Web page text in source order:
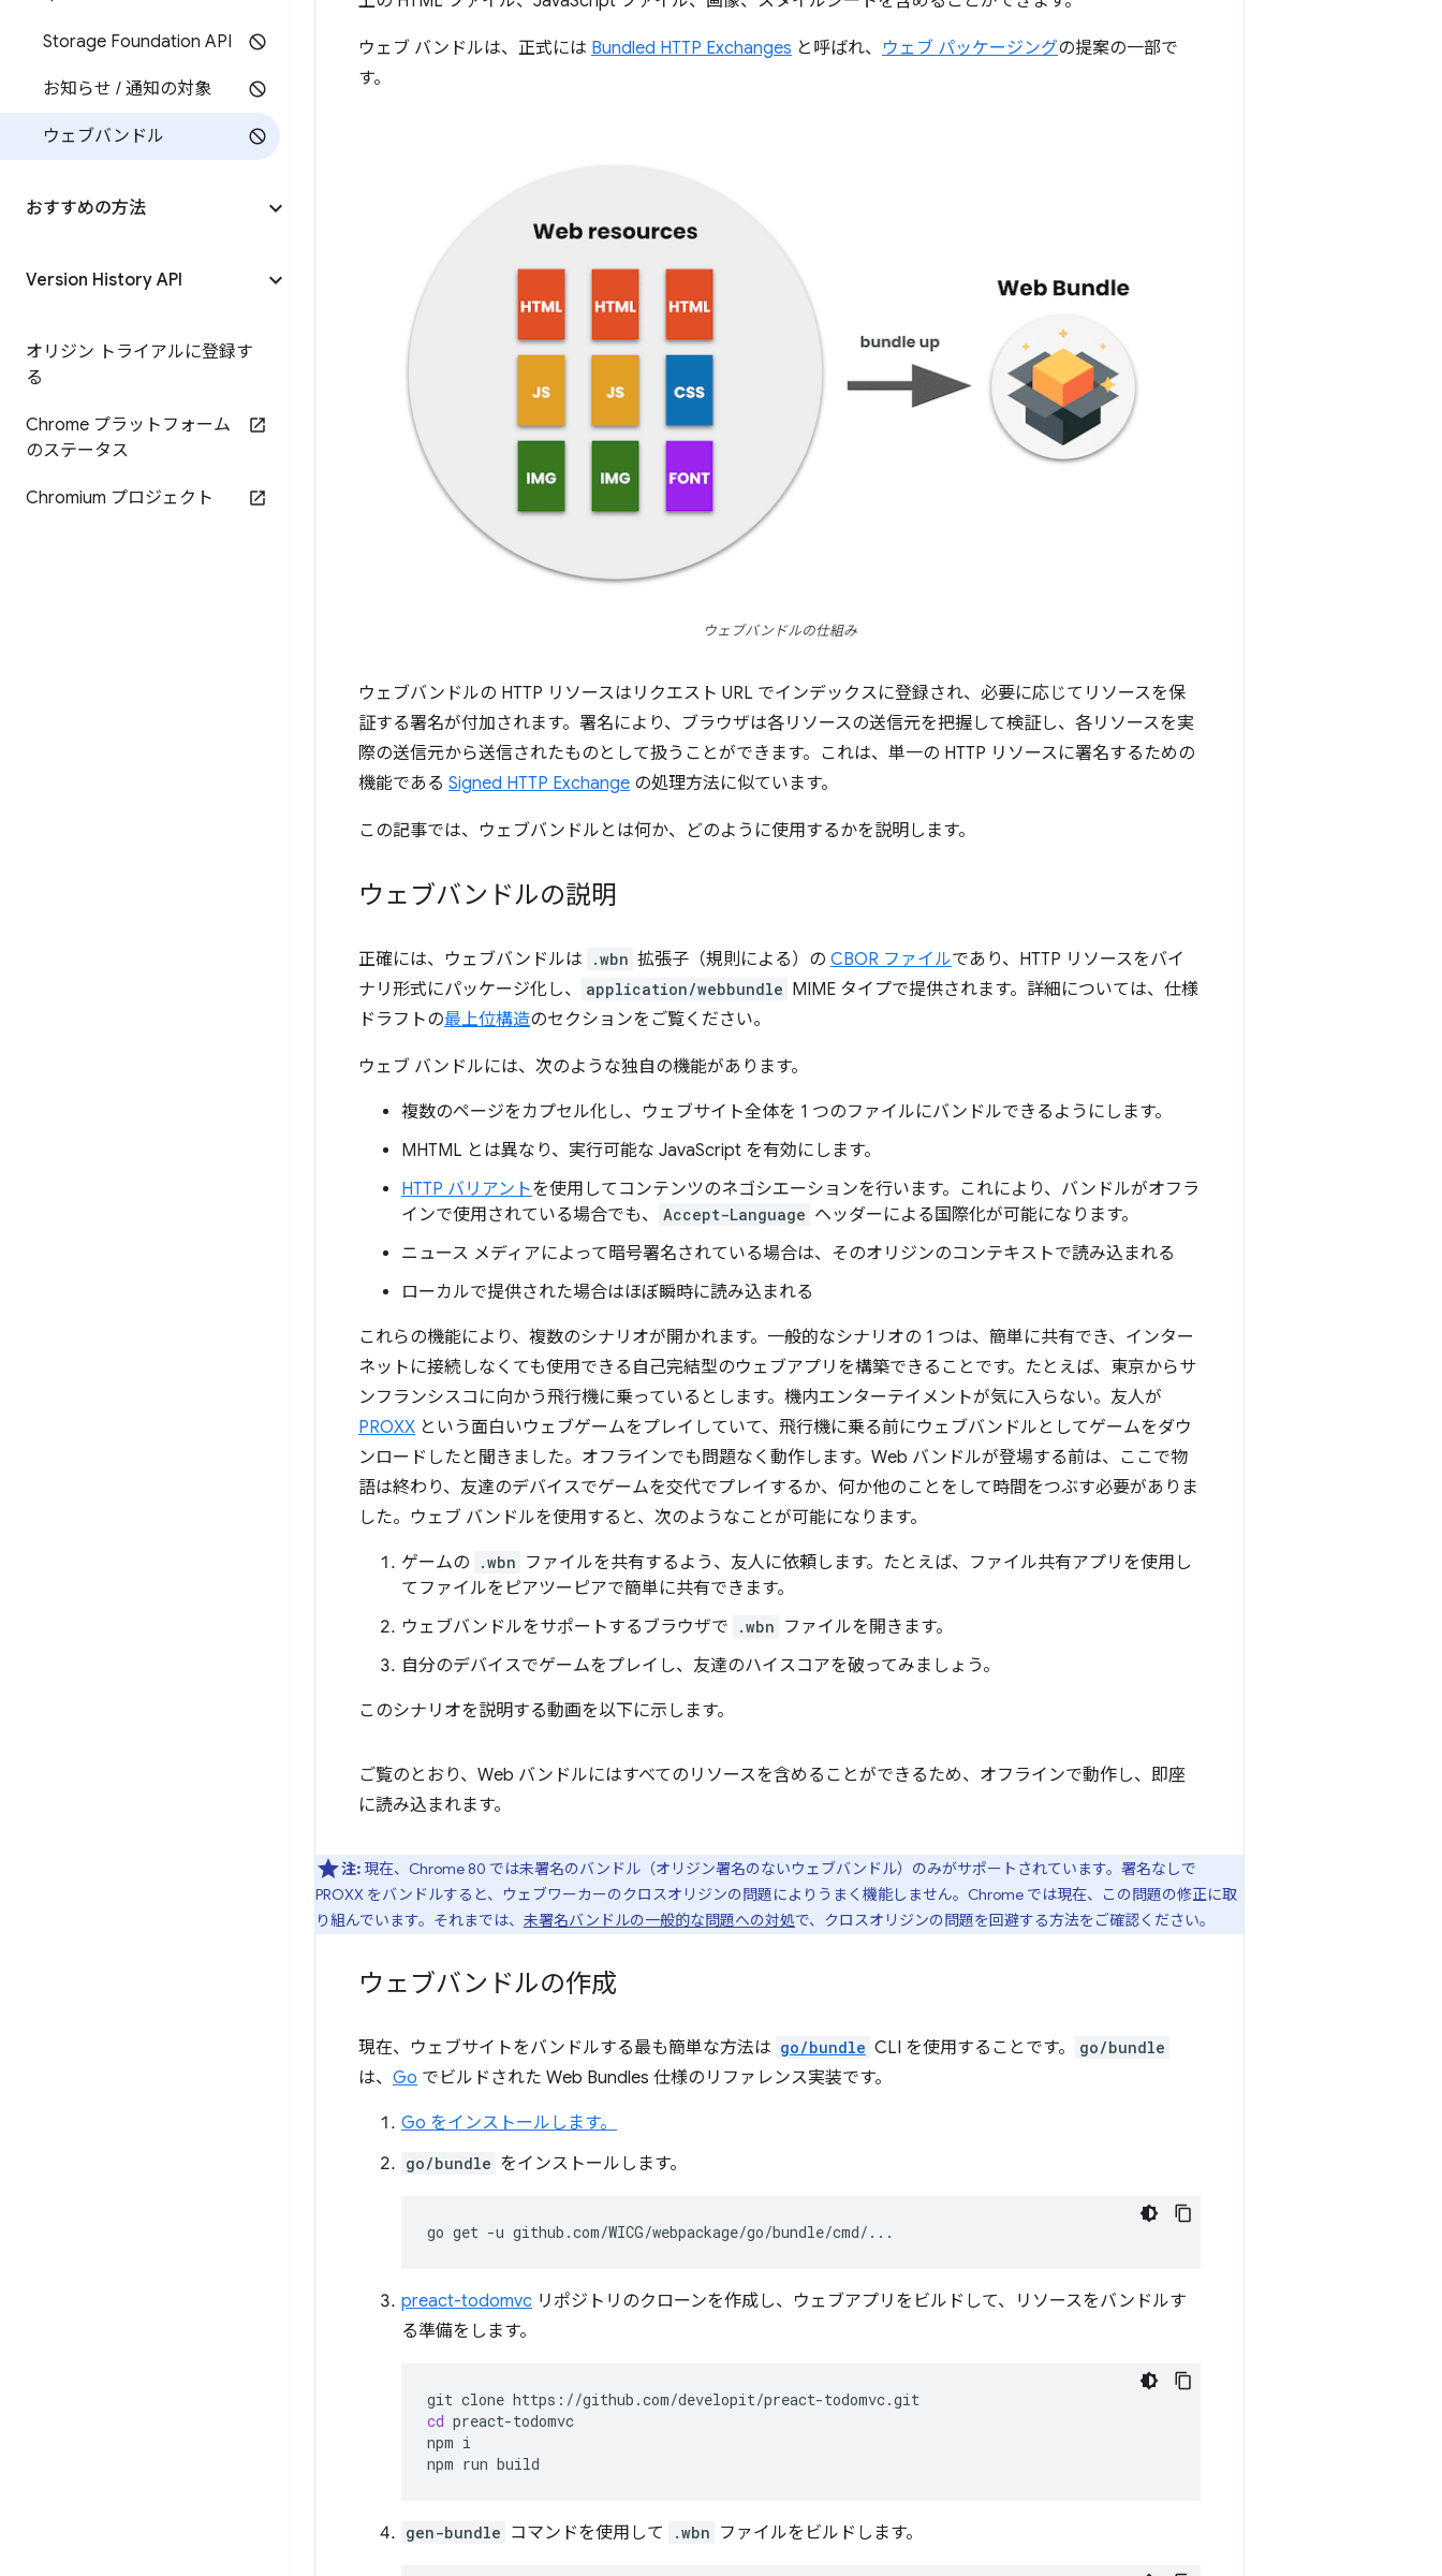
Storage Foundation API
お知らせ / 通知の対象
ウェブバンドル
おすすめの方法
Version History API
オリジン トライアルに登録す
る
Chrome プラットフォーム
のステータス
Chromium プロジェクト
ウェブ バンドルは、正式には Bundled HTTP Exchanges と呼ばれ、 ウェブ パッケージングの提案の一部で
す。
ウェブバンドルの仕組み
ウェブバンドルの HTTP リソースはリクエスト URL でインデックスに登録され、必要に応じてリソースを保
証する署名が付加されます。署名により、ブラウザは各リソースの送信元を把握して検証し、各リソースを実
際の送信元から送信されたものとして扱うことができます。これは、単一の HTTP リソースに署名するための
機能である Signed HTTP Exchange の処理方法に似ています。
この記事では、ウェブバンドルとは何か、どのように使用するかを説明します。
ウェブバンドルの説明
正確には、ウェブバンドルは .wbn 拡張子（規則による）の CBOR ファイルであり、HTTP リソースをバイ
ナリ形式にパッケージ化し、
application/webbundle MIME タイプで提供されます。詳細については、仕様
ドラフトの最上位構造のセクションをご覧ください。
ウェブ バンドルには、次のような独自の機能があります。
複数のページをカプセル化し、ウェブサイト全体を 1 つのファイルにバンドルできるようにします。
MHTML とは異なり、実行可能な JavaScript を有効にします。
HTTP バリアントを使用してコンテンツのネゴシエーションを行います。これにより、バンドルがオフラ
インで使用されている場合でも、
Accept-Language ヘッダーによる国際化が可能になります。
ニュース メディアによって暗号署名されている場合は、そのオリジンのコンテキストで読み込まれる
ローカルで提供された場合はほぼ瞬時に読み込まれる
これらの機能により、複数のシナリオが開かれます。一般的なシナリオの 1 つは、簡単に共有でき、インター
ネットに接続しなくても使用できる自己完結型のウェブアプリを構築できることです。たとえば、東京からサ
ンフランシスコに向かう飛行機に乗っているとします。機内エンターテイメントが気に入らない。友人が
PROXX という面白いウェブゲームをプレイしていて、飛行機に乗る前にウェブバンドルとしてゲームをダウ
ンロードしたと聞きました。オフラインでも問題なく動作します。Web バンドルが登場する前は、ここで物
語は終わり、友達のデバイスでゲームを交代でプレイするか、何か他のことをして時間をつぶす必要がありま
した。ウェブ バンドルを使用すると、次のようなことが可能になります。
ゲームの .wbn ファイルを共有するよう、友人に依頼します。たとえば、ファイル共有アプリを使用し
てファイルをピアツーピアで簡単に共有できます。
ウェブバンドルをサポートするブラウザで
.wbn ファイルを開きます。
自分のデバイスでゲームをプレイし、友達のハイスコアを破ってみましょう。
このシナリオを説明する動画を以下に示します。
ご覧のとおり、Web バンドルにはすべてのリソースを含めることができるため、オフラインで動作し、即座
に読み込まれます。
注: 現在、Chrome 80 では未署名のバンドル（オリジン署名のないウェブバンドル）のみがサポートされています。署名なしで
PROXX をバンドルすると、ウェブワーカーのクロスオリジンの問題によりうまく機能しません。Chrome では現在、この問題の修正に取
り組んでいます。それまでは、 未署名バンドルの一般的な問題への対処で、クロスオリジンの問題を回避する方法をご確認ください。
ウェブバンドルの作成
現在、ウェブサイトをバンドルする最も簡単な方法は go/bundle CLI を使用することです。 go/bundle
は、 Go でビルドされた Web Bundles 仕様のリファレンス実装です。
Go をインストールします。
go/bundle をインストールします。
go get -u
preact-todomvc リポジトリのクローンを作成し、ウェブアプリをビルドして、リソースをバンドルす
る準備をします。
git clone
cd preact-todomvc
npm i
npm run
gen-bundle コマンドを使用して .wbn ファイルをビルドします。